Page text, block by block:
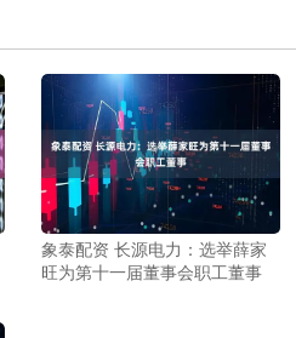
象泰配资 长源电力：选举薛家
旺为第十一届董事会职工董事